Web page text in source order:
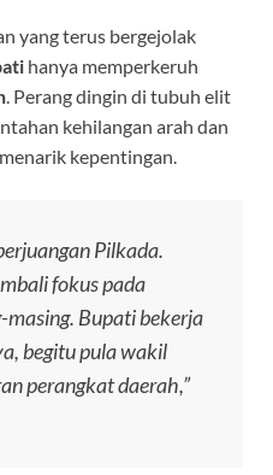
yang terus bergejolak
hanya memperkeruh
. Perang dingin di tubuh elit
kehilangan arah dan
kepentingan.
Pilkada.
fokus pada
masing. Bupati bekerja
begitu pula wakil
perangkat daerah,”